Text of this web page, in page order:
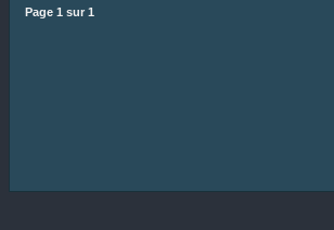
Page 1 sur 1